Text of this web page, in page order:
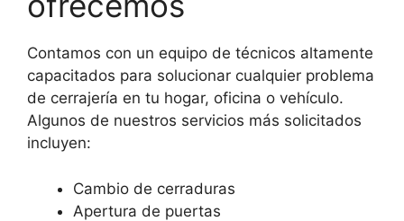
Contamos con un equipo de técnicos altamente
capacitados para solucionar cualquier problema
de cerrajería en tu hogar, oficina o vehículo.
Algunos de nuestros servicios más solicitados
incluyen:
Cambio de cerraduras
Apertura de puertas